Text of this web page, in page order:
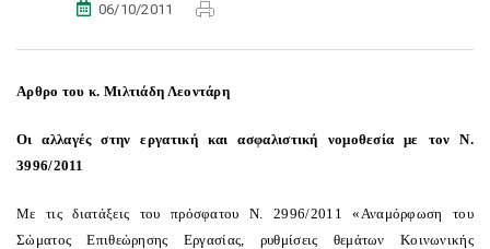
06/10/2011
Aρθρο του κ. Μιλτιάδη Λεοντάρη
Οι αλλαγές στην εργατική και ασφαλιστική νομοθεσία με τον Ν.
3996/2011
Με τις διατάξεις του πρόσφατου Ν. 2996/2011 «Αναμόρφωση του
Σώματος Επιθεώρησης Εργασίας, ρυθμίσεις θεμάτων Κοινωνικής